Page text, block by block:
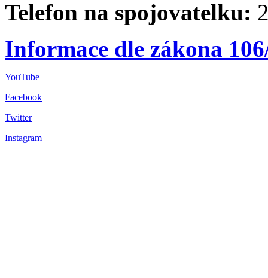
Telefon na spojovatelku:
Informace dle zákona
YouTube
Facebook
Twitter
Instagram